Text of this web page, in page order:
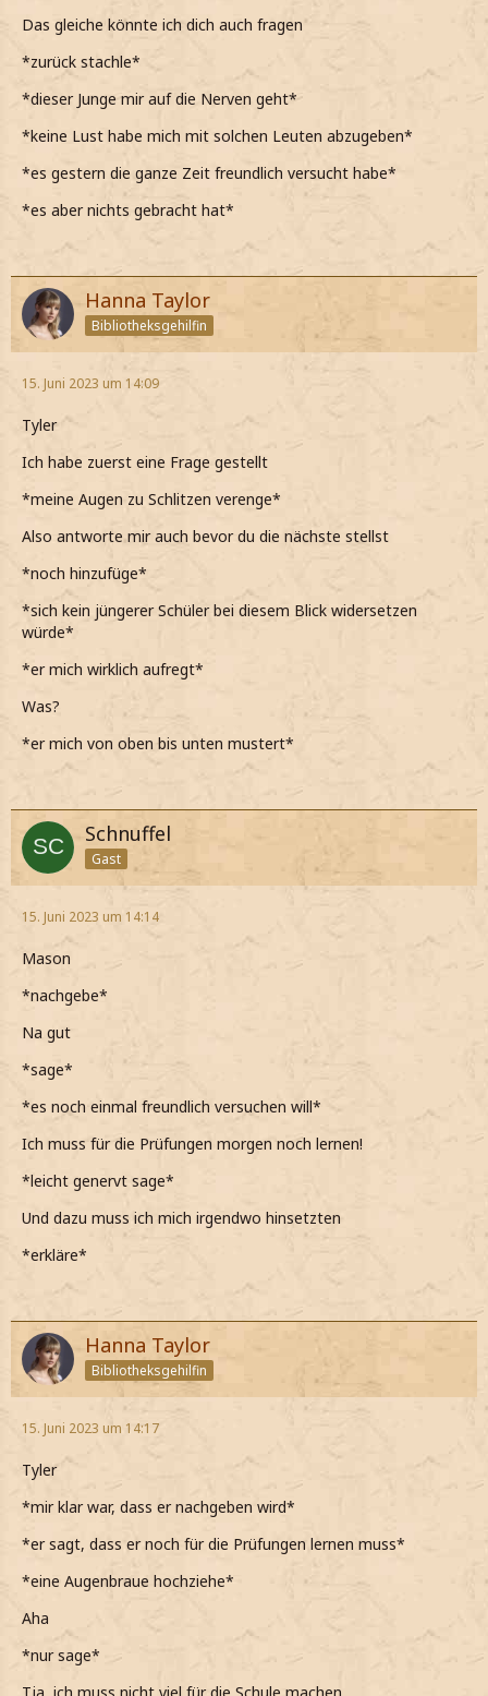
Das gleiche könnte ich dich auch fragen
*zurück stachle*
*dieser Junge mir auf die Nerven geht*
*keine Lust habe mich mit solchen Leuten abzugeben*
*es gestern die ganze Zeit freundlich versucht habe*
*es aber nichts gebracht hat*
Hanna Taylor
Bibliotheksgehilfin
15. Juni 2023 um 14:09
Tyler
Ich habe zuerst eine Frage gestellt
*meine Augen zu Schlitzen verenge*
Also antworte mir auch bevor du die nächste stellst
*noch hinzufüge*
*sich kein jüngerer Schüler bei diesem Blick widersetzen
würde*
*er mich wirklich aufregt*
Was?
*er mich von oben bis unten mustert*
Schnuffel
Gast
15. Juni 2023 um 14:14
Mason
*nachgebe*
Na gut
*sage*
*es noch einmal freundlich versuchen will*
Ich muss für die Prüfungen morgen noch lernen!
*leicht genervt sage*
Und dazu muss ich mich irgendwo hinsetzten
*erkläre*
Hanna Taylor
Bibliotheksgehilfin
15. Juni 2023 um 14:17
Tyler
*mir klar war, dass er nachgeben wird*
*er sagt, dass er noch für die Prüfungen lernen muss*
*eine Augenbraue hochziehe*
Aha
*nur sage*